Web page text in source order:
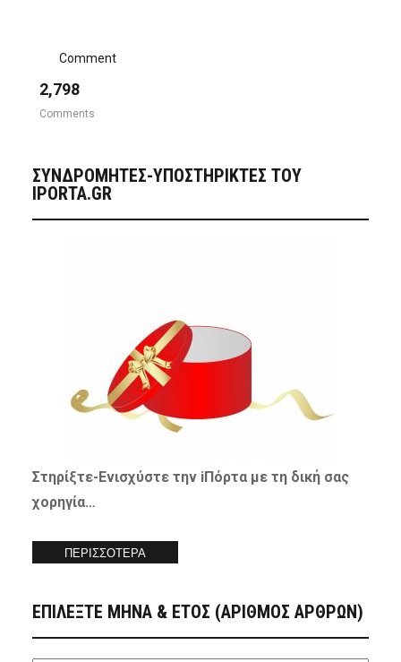
Comment
2,798
Comments
ΣΥΝΔΡΟΜΗΤΈΣ-ΥΠΟΣΤΗΡΙΚΤΈΣ ΤΟΥ
IPORTA.GR
Στηρίξτε-Ενισχύστετην iΠόρτα με τη δική σας
χορηγία…
ΠΕΡΙΣΣΟΤΕΡΑ
ΕΠΙΛΕΞΤΕ ΜΗΝΑ & ΕΤΟΣ (ΑΡΙΘΜΟΣ ΑΡΘΡΩΝ)